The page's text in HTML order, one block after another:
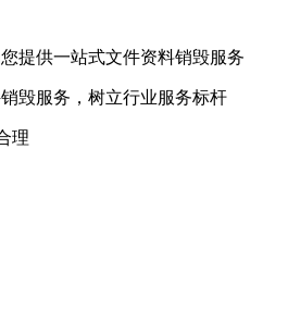
提供一站式文件资料销毁服务
毁服务，树立行业服务标杆
理